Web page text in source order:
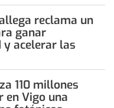
reclama un
ganar
acelerar las
110 millones
en Vigo una